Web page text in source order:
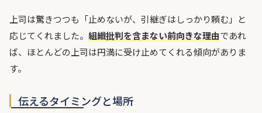
上司は驚きつつも「止めないが、引継ぎはしっかり頼む」と
応じてくれました。 組織批判を含まない前向きな理由であれ
ば、ほとんどの上司は円満に受け止めてくれる傾向がありま
す。
伝えるタイミングと場所